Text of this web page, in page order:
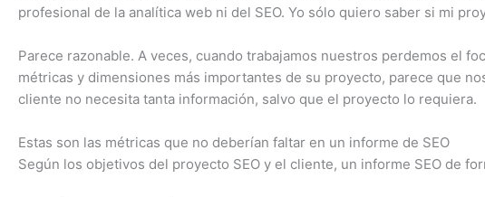
profesional de la analítica web ni del SEO. Yo sólo quiero saber si mi
Parece razonable. A veces, cuando trabajamos nuestros perdemos el
métricas y dimensiones más importantes de su proyecto, parece que
cliente no necesita tanta información, salvo que el proyecto lo requiera.
Estas son las métricas que no deberían faltar en un informe de SEO
Según los objetivos del proyecto SEO y el cliente, un informe SEO de